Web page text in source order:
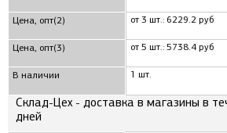
Цена, опт(2)
Цена, опт(3)
В наличии
от 3 шт.: 6229.2 руб
от 5 шт.: 5738.4 руб
1 шт.
Склад-Цех - доставка в магазины в
дней